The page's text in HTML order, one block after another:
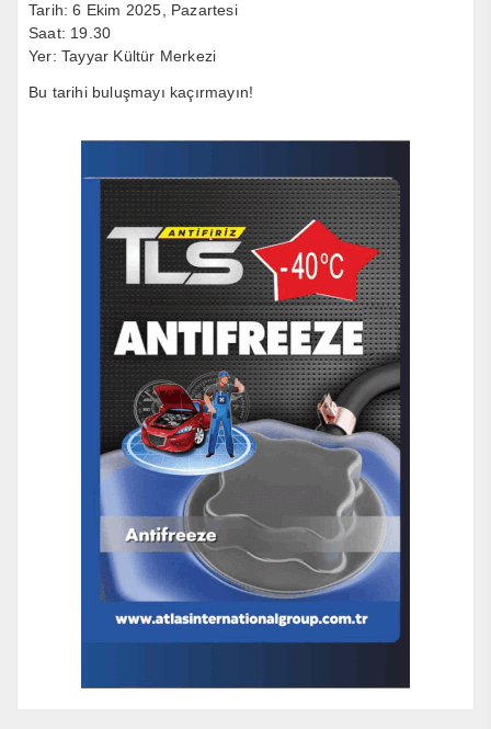
Tarih: 6 Ekim 2025, Pazartesi
Saat: 19.30
Yer: Tayyar Kültür Merkezi
Bu tarihi buluşmayı kaçırmayın!